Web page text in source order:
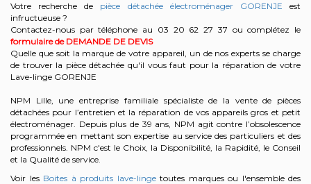
Votre recherche de pièce détachée électroménager GORENJE est
infructueuse ?
Contactez-nous par téléphone au 03 20 62 27 37 ou complétez le
formulaire de DEMANDE DE DEVIS
Quelle que soit la marque de votre appareil, un de nos experts se charge
de trouver la pièce détachée qu'il vous faut pour la réparation de votre
Lave-linge GORENJE
NPM Lille, une entreprise familiale spécialiste de la vente de pièces
détachées pour l’entretien et la réparation de vos appareils gros et petit
électroménager. Depuis plus de 39 ans, NPM agit contre l’obsolescence
programmée en mettant son expertise au service des particuliers et des
professionnels. NPM c'est le Choix, la Disponibilité, la Rapidité, le Conseil
et la Qualité de service.
Voir les Boites à produits lave-lingetoutes marques ou l'ensemble des